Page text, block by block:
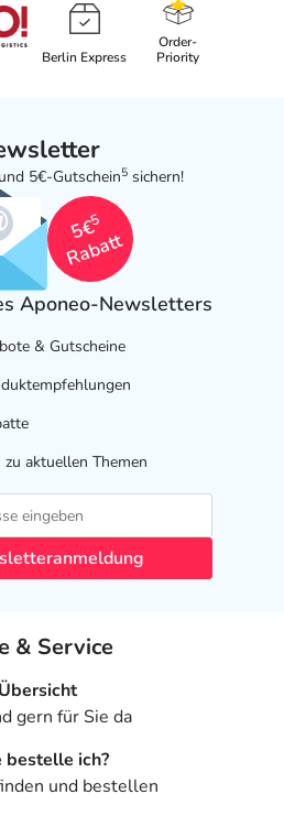
Berlin Express
Order-
Priority
5€-Gutschein5 sichern!
5€
5
Rabatt
Aponeo-Newsletters
& Gutscheine
aktuellen Themen
& Service
Übersicht
gern für Sie da
ich?
und bestellen